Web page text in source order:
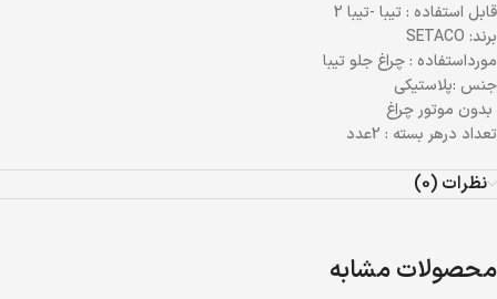
قابل استفاده : تیبا -تیبا 2
برند: SETACO
مورداستفاده : چراغ جلو تیبا
جنس :پلاستیکی
بدون موتور چراغ
تعداد درهر بسته : 2عدد
نظرات (0)
محصولات مشابه